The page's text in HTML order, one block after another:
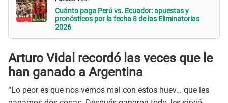
Cuánto paga Perú vs. Ecuador: apuestas y
pronósticos por la fecha 8 de las Eliminatorias
2026
Arturo Vidal recordó las veces que le
han ganado a Argentina
“Lo peor es que nos vemos mal con estos huev… que les